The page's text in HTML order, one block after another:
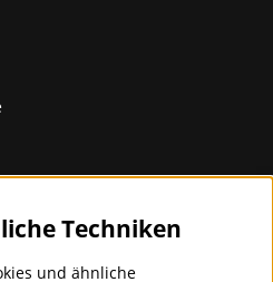
Adresse ein, um Neuigkeiten
Techniken
und ähnliche